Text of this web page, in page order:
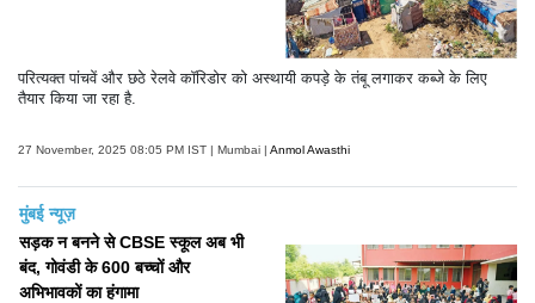
परित्यक्त पांचवें और छठे रेलवे कॉरिडोर को अस्थायी कपड़े के तंबू लगाकर कब्जे के लिए
तैयार किया जा रहा है.
27 November, 2025 08:05 PM IST | Mumbai | Anmol Awasthi
मुंबई न्यूज़
सड़क न बनने से CBSE स्कूल अब भी
बंद, गोवंडी के 600 बच्चों और
अभिभावकों का हंगामा